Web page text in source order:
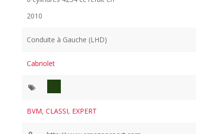
2010
Conduite à Gauche (LHD)
Cabriolet
BVM,CLASSI, EXPERT